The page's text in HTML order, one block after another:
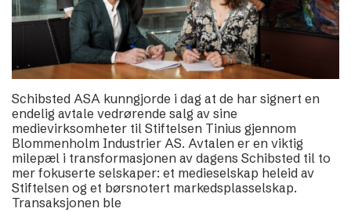
Schibsted ASA kunngjorde i dag at de har signert en
endelig avtale vedrørende salg av sine
medievirksomheter til Stiftelsen Tinius gjennom
Blommenholm Industrier AS. Avtalen er en viktig
milepæl i transformasjonen av dagens Schibsted til to
mer fokuserte selskaper: et medieselskap heleid av
Stiftelsen og et børsnotert markedsplasselskap.
Transaksjonen ble